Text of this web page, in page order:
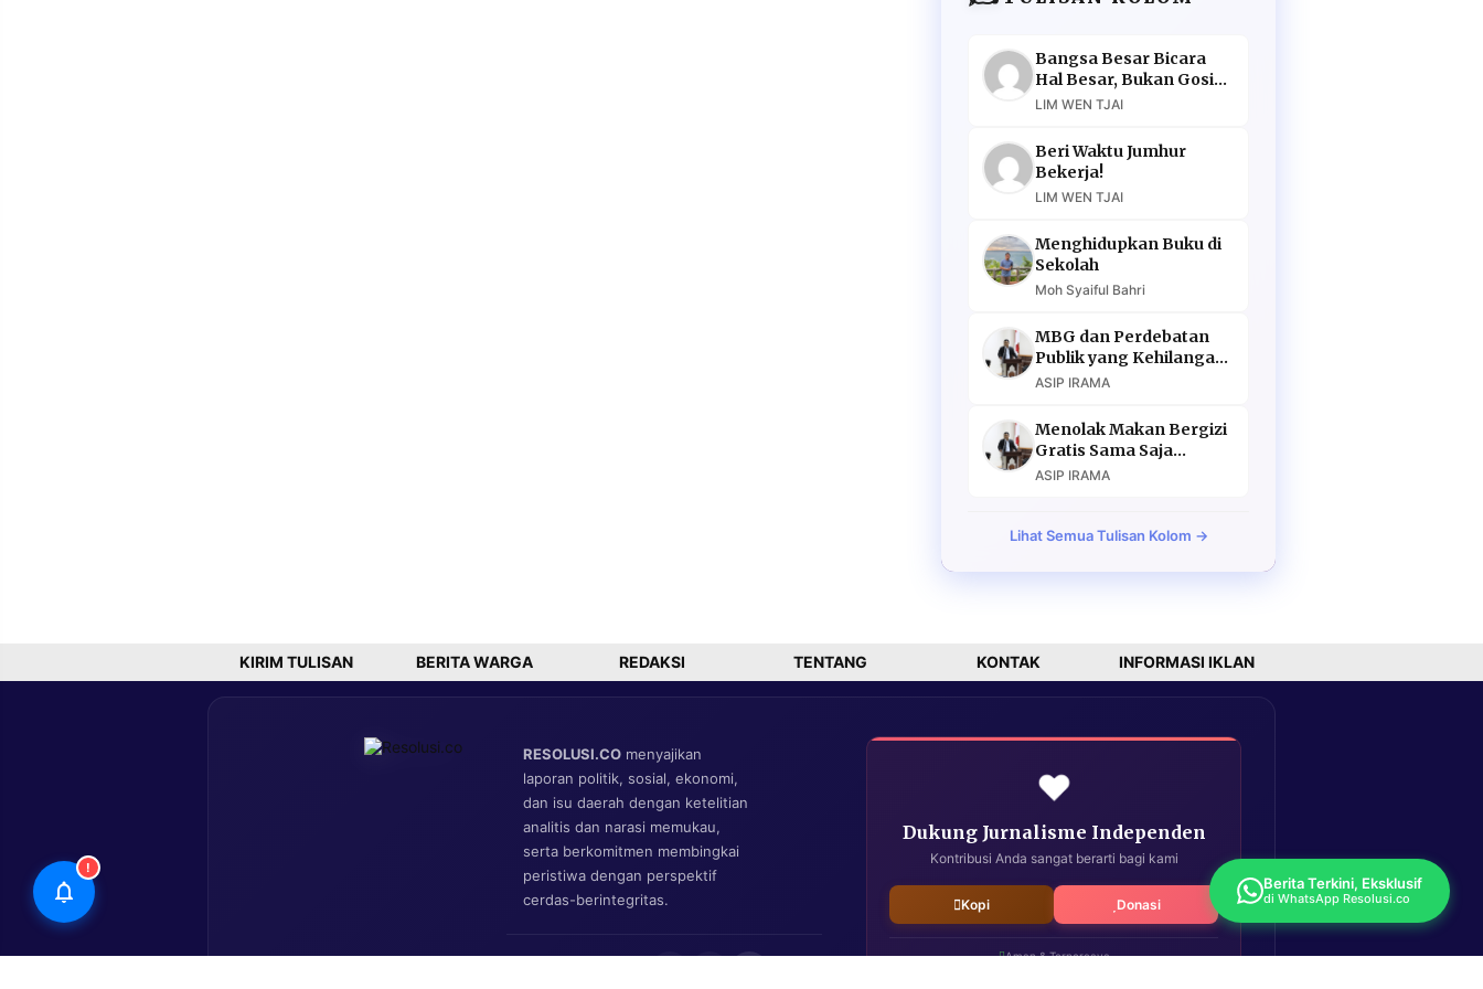
Bangsa Besar Bicara
Hal Besar, Bukan Gosip
Murahan
LIM WEN TJAI
Beri Waktu Jumhur
Bekerja!
LIM WEN TJAI
Menghidupkan Buku di
Sekolah
Moh Syaiful Bahri
MBG dan Perdebatan
Publik yang Kehilangan
Argumen
ASIP IRAMA
Menolak Makan Bergizi
Gratis Sama Saja
Menolak Masa Depan
ASIP IRAMA
Lihat Semua Tulisan Kolom →
KIRIM TULISAN BERITA WARGA REDAKSI TENTANG KONTAK INFORMASI IKLAN
RESOLUSI.CO menyajikan
laporan politik, sosial, ekonomi,
dan isu daerah dengan ketelitian
analitis dan narasi memukau,
serta berkomitmen membingkai
peristiwa dengan perspektif
cerdas-berintegritas.
❤️
Dukung Jurnalisme Independen
Kontribusi Anda sangat berarti bagi kami
Kopi Donasi
Aman & Terpercaya
!
Berita Terkini, Eksklusif
di WhatsApp Resolusi.co